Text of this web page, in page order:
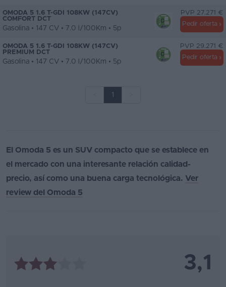
OMODA 5 1.6 T-GDI 108KW (147CV)
COMFORT DCT
Gasolina • 147 CV • 7.0 l/100Km • 5p
PVP 27.271 €
Pedir oferta
OMODA 5 1.6 T-GDI 108KW (147CV)
PREMIUM DCT
Gasolina • 147 CV • 7.0 l/100Km • 5p
PVP 29.271 €
Pedir oferta
1
El Omoda 5 es un SUV compacto que se establece en
el mercado con una interesante relación calidad-
precio, así como una buena carga tecnológica. Ver
review del Omoda 5
3,1